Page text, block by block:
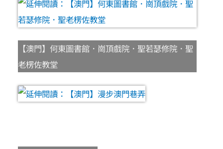
【澳門】何東圖書館．崗頂戲院．聖若瑟修院．聖
老楞佐教堂